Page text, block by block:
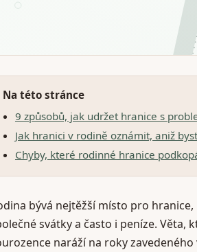
Na této stránce
9 způsobů, jak udržet hranice s
Jak hranici v rodině oznámit, aniž
Chyby, které rodinné hranice
bývá nejtěžší místo pro
svátky a často i peníze. Věta,
naráží na roky